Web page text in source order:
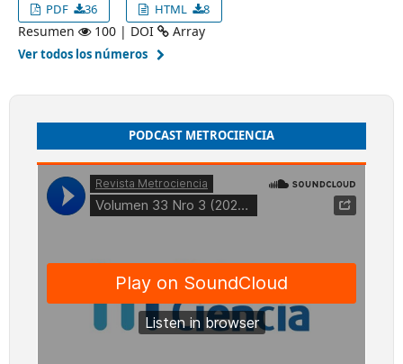
PDF
36 HTML 8
Resumen 100 | DOI Array
Ver todos los números
PODCAST METROCIENCIA